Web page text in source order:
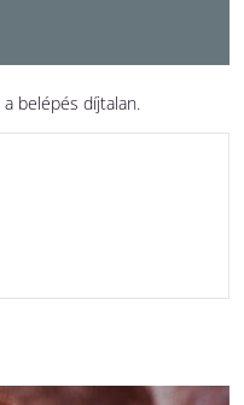
a belépés díjtalan.